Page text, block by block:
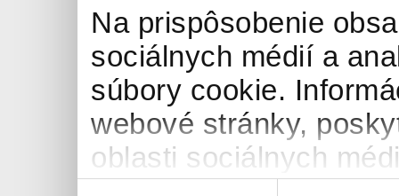
Na prispôsobenie
sociálnych médií a
súbory cookie.
webové stránky,
oblasti sociálnych